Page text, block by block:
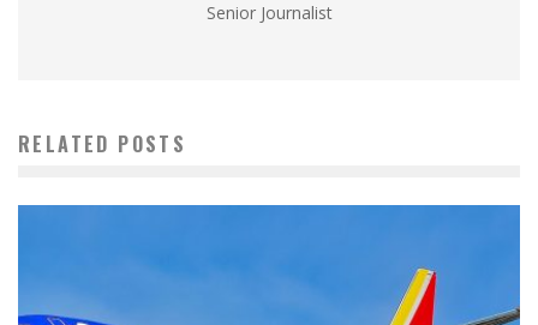
Senior Journalist
RELATED POSTS